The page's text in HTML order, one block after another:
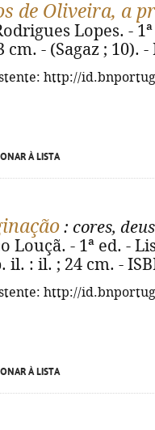
de Oliveira, a
Lopes. -
cm. - (Sagaz ; 10).
http://
À LISTA
: cores,
Louçã. - 1ª ed. -
il. : il. ; 24 cm. -
http://
À LISTA